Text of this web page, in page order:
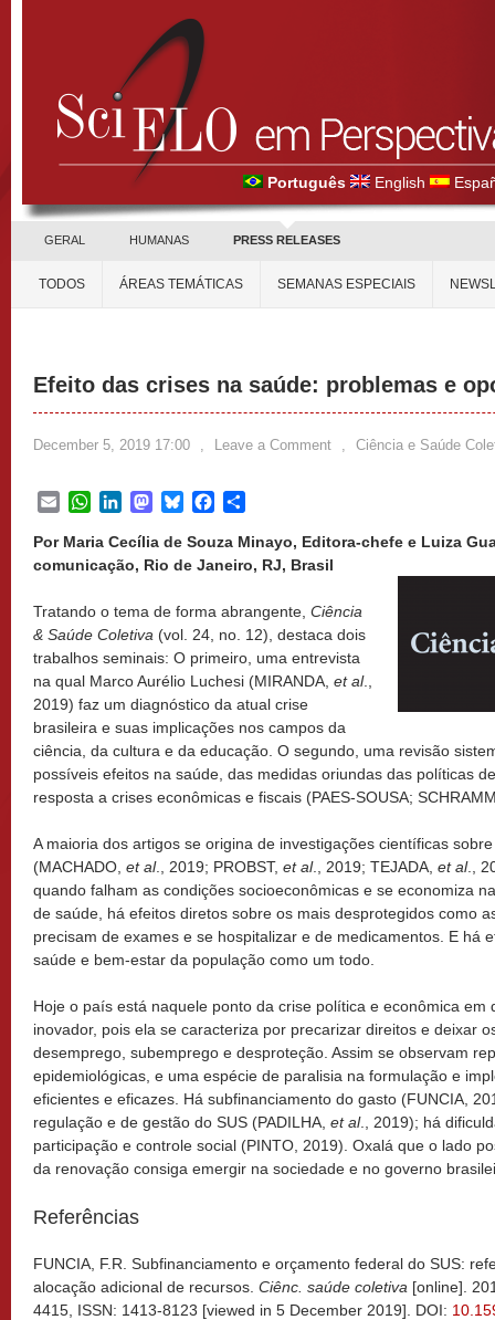
Português English
GERAL HUMANAS PRESS RELEASES
TODOS ÁREAS TEMÁTICAS SEMANAS ESPECIAIS
Efeito das crises na saúde: problemas e
December 5, 2019 17:00 , Leave a Comment , Ciência e Saúde
EmailWhatsApp
LinkedInMastodon
BlueskyFacebook
Por Maria Cecília de Souza Minayo, Editora-chefe e Luiza
comunicação, Rio de Janeiro, RJ, Brasil
Tratando o tema de forma abrangente, Ciência
& Saúde Coletiva (vol. 24, no. 12), destaca dois
trabalhos seminais: O primeiro, uma entrevista
na qual Marco Aurélio Luchesi (MIRANDA, et al.,
2019) faz um diagnóstico da atual crise
brasileira e suas implicações nos campos da
ciência, da cultura e da educação. O segundo, uma revisão
possíveis efeitos na saúde, das medidas oriundas das políticas
resposta a crises econômicas e fiscais (PAES-SOUSA;
A maioria dos artigos se origina de investigações científicas
(MACHADO, et al., 2019; PROBST, et al., 2019; TEJADA, et al.,
quando falham as condições socioeconômicas e se economiza
de saúde, há efeitos diretos sobre os mais desprotegidos como
precisam de exames e se hospitalizar e de medicamentos. E há
saúde e bem-estar da população como um todo.
Hoje o país está naquele ponto da crise política e econômica
inovador, pois ela se caracteriza por precarizar direitos e deixar
desemprego, subemprego e desproteção. Assim se observam
epidemiológicas, e uma espécie de paralisia na formulação e
eficientes e eficazes. Há subfinanciamento do gasto (FUNCIA,
regulação e de gestão do SUS (PADILHA, et al., 2019); há
participação e controle social (PINTO, 2019). Oxalá que o lado
da renovação consiga emergir na sociedade e no governo
Referências
FUNCIA, F.R. Subfinanciamento e orçamento federal do SUS:
alocação adicional de recursos. Ciênc. saúde coletiva [online].
4415, ISSN: 1413-8123 [viewed in 5 December 2019]. DOI: